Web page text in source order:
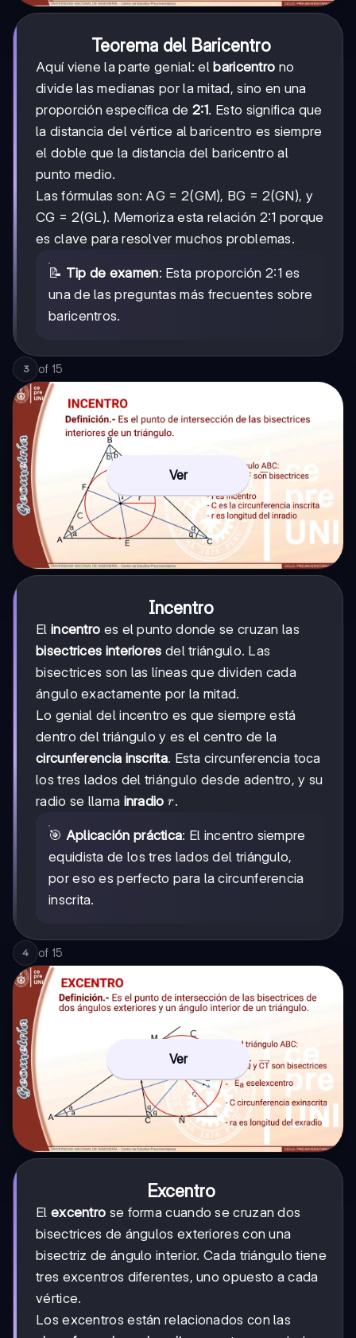
Teorema del Baricentro
Aquí viene la parte genial: el baricentro no
divide las medianas por la mitad, sino en una
proporción específica de 2:1. Esto significa que
la distancia del vértice al baricentro es siempre
el doble que la distancia del baricentro al
punto medio.
Las fórmulas son: AG = 2(GM), BG = 2(GN), y
CG = 2(GL). Memoriza esta relación 2:1 porque
es clave para resolver muchos problemas.
📝 Tip de examen: Esta proporción 2:1 es
una de las preguntas más frecuentes sobre
baricentros.
3 of 15
Ver
Incentro
El incentro es el punto donde se cruzan las
bisectrices interiores del triángulo. Las
bisectrices son las líneas que dividen cada
ángulo exactamente por la mitad.
Lo genial del incentro es que siempre está
dentro del triángulo y es el centro de la
circunferencia inscrita. Esta circunferencia toca
los tres lados del triángulo desde adentro, y su
radio se llama inradio r
r.
🎯 Aplicación práctica: El incentro siempre
equidista de los tres lados del triángulo,
por eso es perfecto para la circunferencia
inscrita.
4 of 15
Ver
Excentro
El excentro se forma cuando se cruzan dos
bisectrices de ángulos exteriores con una
bisectriz de ángulo interior. Cada triángulo tiene
tres excentros diferentes, uno opuesto a cada
vértice.
Los excentros están relacionados con las